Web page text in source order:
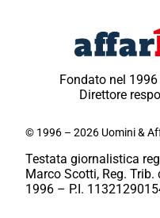
Fondato nel
Direttore
© 1996 – 2026 Uomini &
Testata giornalistica
Marco Scotti, Reg. Trib.
1996 – P.I.